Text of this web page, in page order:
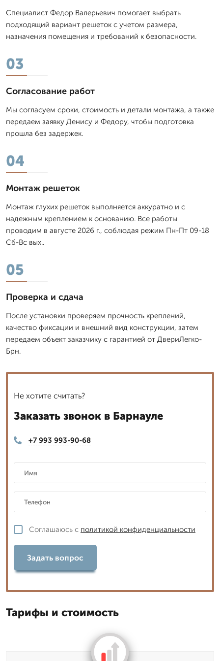
Специалист Федор Валерьевич помогает выбрать
подходящий вариант решеток с учетом размера,
назначения помещения и требований к безопасности.
03
Согласование работ
Мы согласуем сроки, стоимость и детали монтажа, а также
передаем заявку Денису и Федору, чтобы подготовка
прошла без задержек.
04
Монтаж решеток
Монтаж глухих решеток выполняется аккуратно и с
надежным креплением к основанию. Все работы
проводим в августе 2026 г., соблюдая режим Пн-Пт 09-18
Сб-Вс вых..
05
Проверка и сдача
После установки проверяем прочность креплений,
качество фиксации и внешний вид конструкции, затем
передаем объект заказчику с гарантией от ДвериЛегко-
Брн.
Не хотите считать?
Заказать звонок в Барнауле
+7 993 993-90-68
Соглашаюсь с политикой конфиденциальности
Задать вопрос
Тарифы и стоимость